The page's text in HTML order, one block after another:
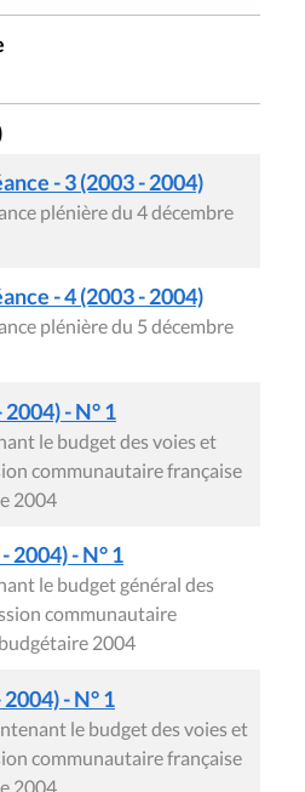
- 3 (2003 - 2004)
plénière du 4 décembre
- 4 (2003 - 2004)
plénière du 5 décembre
- N° 1
le budget des voies et
communautaire française
2004
2004) - N° 1
le budget général des
communautaire
2004
- N° 1
le budget des voies et
communautaire française
2004